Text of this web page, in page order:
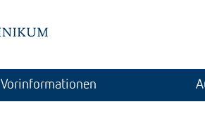
Vorinformationen